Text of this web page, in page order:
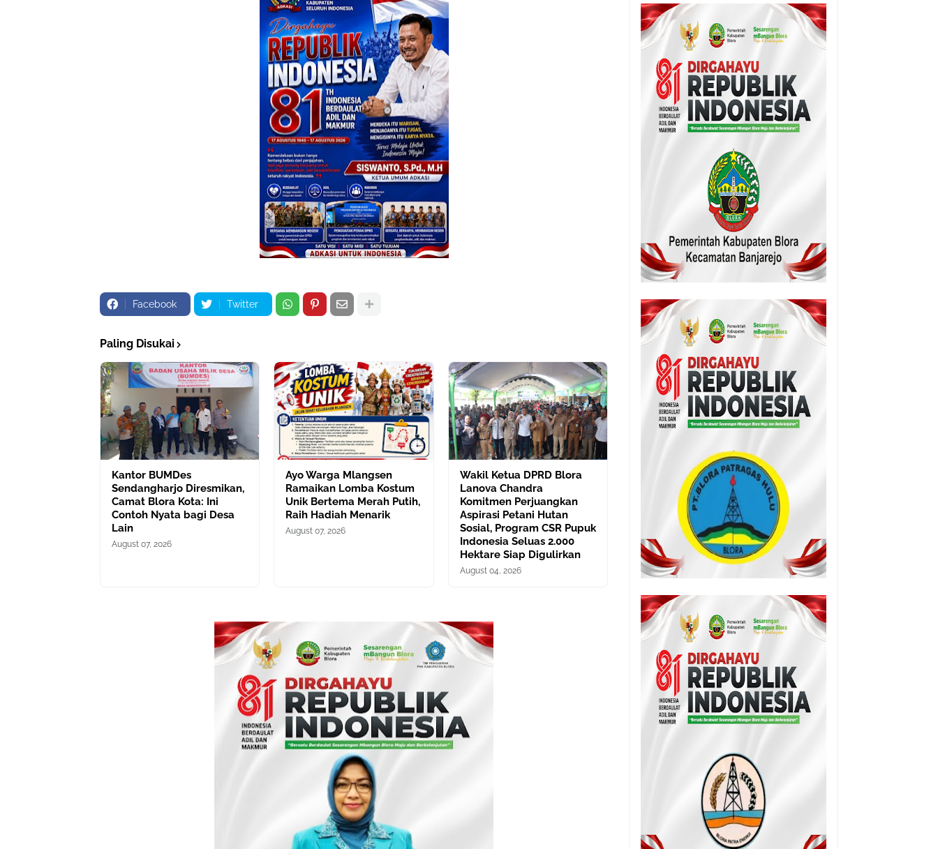
Facebook Twitter
Paling Disukai
Kantor BUMDes
Sendangharjo Diresmikan,
Camat Blora Kota: Ini
Contoh Nyata bagi Desa
Lain
August 07, 2026
Ayo Warga Mlangsen
Ramaikan Lomba Kostum
Unik Bertema Merah Putih,
Raih Hadiah Menarik
August 07, 2026
Wakil Ketua DPRD Blora
Lanova Chandra
Komitmen Perjuangkan
Aspirasi Petani Hutan
Sosial, Program CSR Pupuk
Indonesia Seluas 2.000
Hektare Siap Digulirkan
August 04, 2026